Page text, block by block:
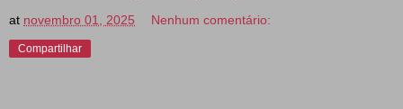
at novembro 01, 2025 Nenhum comentário:
Compartilhar